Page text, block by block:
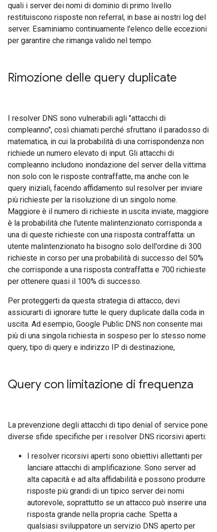
quali i server dei nomi di dominio di primo livello
restituiscono risposte non referral, in base ai nostri log del
server. Esaminiamo continuamente l'elenco delle eccezioni
per garantire che rimanga valido nel tempo.
Rimozione delle query duplicate
I resolver DNS sono vulnerabili agli "attacchi di
compleanno", così chiamati perché sfruttano il paradosso di
matematica, in cui la probabilità di una corrispondenza non
richiede un numero elevato di input. Gli attacchi di
compleanno includono inondazione del server della vittima
non solo con le risposte contraffatte, ma anche con le
query iniziali, facendo affidamento sul resolver per inviare
più richieste per la risoluzione di un singolo nome.
Maggiore è il numero di richieste in uscita inviate, maggiore
è la probabilità che l'utente malintenzionato corrisponda a
una di queste richieste con una risposta contraffatta: un
utente malintenzionato ha bisogno solo dell'ordine di 300
richieste in corso per una probabilità di successo del 50%
che corrisponde a una risposta contraffatta e 700 richieste
per ottenere quasi il 100% di successo.
Per proteggerti da questa strategia di attacco, devi
assicurarti di ignorare tutte le query duplicate dalla coda in
uscita. Ad esempio, Google Public DNS non consente mai
più di una singola richiesta in sospeso per lo stesso nome
query, tipo di query e indirizzo IP di destinazione,
Query con limitazione di frequenza
La prevenzione degli attacchi di tipo denial of service pone
diverse sfide specifiche per i resolver DNS ricorsivi aperti:
I resolver ricorsivi aperti sono obiettivi allettanti per
lanciare attacchi di amplificazione. Sono server ad
alta capacità e ad alta affidabilità e possono produrre
risposte più grandi di un tipico server dei nomi
autorevole, soprattutto se un attacco può inserire una
risposta grande nella propria cache. Spetta a
qualsiasi sviluppatore un servizio DNS aperto per